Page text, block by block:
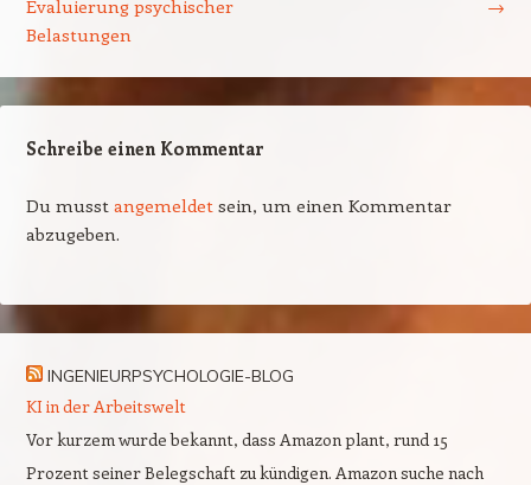
Evaluierung psychischer
Belastungen
→
Schreibe einen Kommentar
Du musst angemeldetsein, um einen Kommentar
abzugeben.
INGENIEURPSYCHOLOGIE-BLOG
KI in der Arbeitswelt
Vor kurzem wurde bekannt, dass Amazon plant, rund 15
Prozent seiner Belegschaft zu kündigen. Amazon suche nach